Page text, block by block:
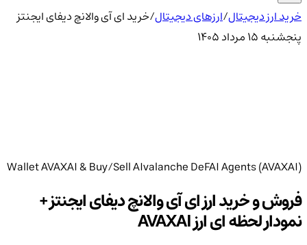
خرید ارز دیجیتال/ارزهای دیجیتال/خرید ای آی والانچ دیفای ایجنتز
پنجشنبه ۱۵ مرداد ۱۴۰۵
Wallet AVAXAI & Buy/Sell AIvalanche DeFAI Agents (AVAXAI)
فروش و خرید ارز ای آی والانچ دیفای ایجنتز +
نمودار لحظه ای ارز AVAXAI